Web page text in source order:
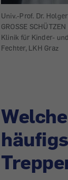
Univ.-Prof. Dr.
GROSSE
Klinik für Kinder-
Fechter, LKH Graz